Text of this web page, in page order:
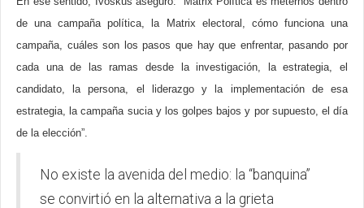
de una campaña política, la Matrix electoral, cómo funciona una
campaña, cuáles son los pasos que hay que enfrentar, pasando por
cada una de las ramas desde la investigación, la estrategia, el
candidato, la persona, el liderazgo y la implementación de esa
estrategia, la campaña sucia y los golpes bajos y por supuesto, el día
de la elección”.
No existe la avenida del medio: la “banquina”
se convirtió en la alternativa a la grieta